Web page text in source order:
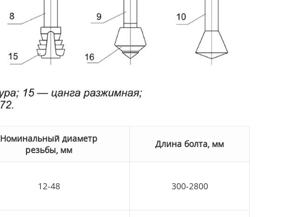
Номинальный диаметр
резьбы, мм
Длина болта, мм
12-48
300-2800